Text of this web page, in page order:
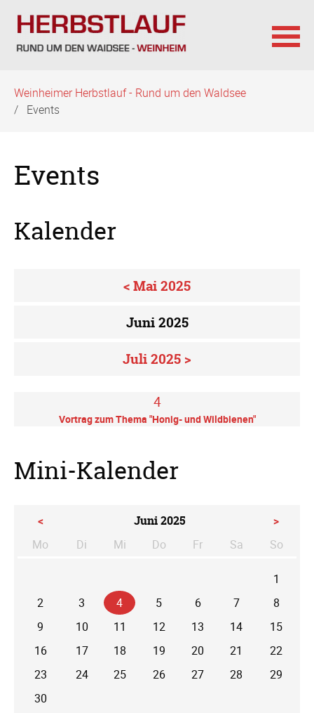
überspringen
Weinheimer Herbstlauf - Rund um den Waldsee
Events
Events
Kalender
< Mai 2025
Juni 2025
Juli 2025 >
4
Vortrag zum Thema "Honig- und Wildbienen"
Mini-Kalender
< Juni 2025
>
Mo
Di enstag
Mi ttwoch
Do nnerstag
Fr Sa mstagSo
1
2
3 4 5 6 7
8
9
10 11 12 13 14
15
16
17 18 19 20 21
22
23
24 25 26 27 28
29
30